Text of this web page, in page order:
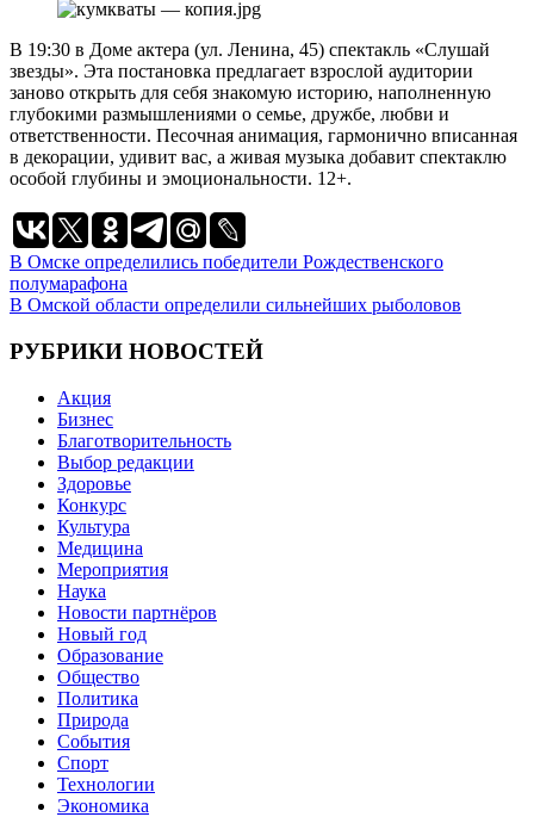
В 19:30 в Доме актера (ул. Ленина, 45) спектакль «Слушай
звезды». Эта постановка предлагает взрослой аудитории
заново открыть для себя знакомую историю, наполненную
глубокими размышлениями о семье, дружбе, любви и
ответственности. Песочная анимация, гармонично вписанная
в декорации, удивит вас, а живая музыка добавит спектаклю
особой глубины и эмоциональности. 12+.
Навигация
по
В Омске определились победители Рождественского
полумарафона
В Омской области определили сильнейших рыболовов
РУБРИКИ НОВОСТЕЙ
Акция
Бизнес
Благотворительность
Выбор редакции
Здоровье
Конкурс
Культура
Медицина
Мероприятия
Наука
Новости партнёров
Новый год
Образование
Общество
Политика
Природа
События
Спорт
Технологии
Экономика